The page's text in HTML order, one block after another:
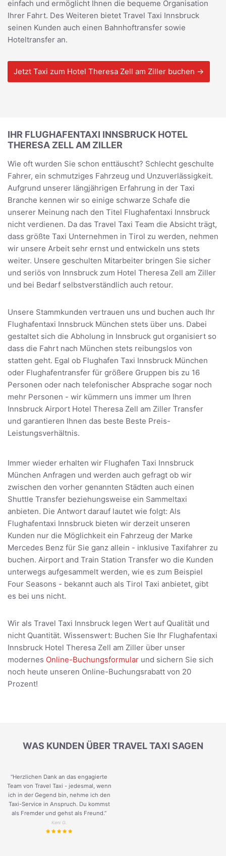
einfach und ermöglicht Ihnen die bequeme Organisation
Ihrer Fahrt. Des Weiteren bietet Travel Taxi Innsbruck
seinen Kunden auch einen Bahnhoftransfer sowie
Hoteltransfer an.
Jetzt Taxi zum Hotel Theresa Zell am Ziller buchen →
IHR FLUGHAFENTAXI INNSBRUCK HOTEL
THERESA ZELL AM ZILLER
Wie oft wurden Sie schon enttäuscht? Schlecht geschulte
Fahrer, ein schmutziges Fahrzeug und Unzuverlässigkeit.
Aufgrund unserer längjährigen Erfahrung in der Taxi
Branche kennen wir so einige schwarze Schafe die
unserer Meinung nach den Titel Flughafentaxi Innsbruck
nicht verdienen. Da das Travel Taxi Team die Absicht trägt,
dass größte Taxi Unternehmen in Tirol zu werden, nehmen
wir unsere Arbeit sehr ernst und entwickeln uns stets
weiter. Unsere geschulten Mitarbeiter bringen Sie sicher
und seriös von Innsbruck zum Hotel Theresa Zell am Ziller
und bei Bedarf selbstverständlich auch retour.
Unsere Stammkunden vertrauen uns und buchen auch Ihr
Flughafentaxi Innsbruck München stets über uns. Dabei
gestaltet sich die Abholung in Innsbruck gut organisiert so
dass die Fahrt nach München stets reibungslos von
statten geht. Egal ob Flughafen Taxi Innsbruck München
oder Flughafentransfer für größere Gruppen bis zu 16
Personen oder nach telefonischer Absprache sogar noch
mehr Personen - wir kümmern uns immer um Ihren
Innsbruck Airport Hotel Theresa Zell am Ziller Transfer
und garantieren Ihnen das beste Beste Preis-
Leistungsverhältnis.
Immer wieder erhalten wir Flughafen Taxi Innsbruck
München Anfragen und werden auch gefragt ob wir
zwischen den vorher genannten Städten auch einen
Shuttle Transfer beziehungsweise ein Sammeltaxi
anbieten. Die Antwort darauf lautet wie folgt: Als
Flughafentaxi Innsbruck bieten wir derzeit unseren
Kunden nur die Möglichkeit ein Fahrzeug der Marke
Mercedes Benz für Sie ganz allein - inklusive Taxifahrer zu
buchen. Airport and Train Station Transfer wo die Kunden
unterwegs aufgesammelt werden, wie es zum Beispiel
Four Seasons - bekannt auch als Tirol Taxi anbietet, gibt
es bei uns nicht.
Wir als Travel Taxi Innsbruck legen Wert auf Qualität und
nicht Quantität. Wissenswert: Buchen Sie Ihr Flughafentaxi
Innsbruck Hotel Theresa Zell am Ziller über unser
modernes Online-Buchungsformular und sichern Sie sich
noch heute unseren Online-Buchungsrabatt von 20
Prozent!
WAS KUNDEN ÜBER TRAVEL TAXI SAGEN
“Herzlichen Dank an das engagierte
Team von Travel Taxi - jedesmal, wenn
ich in der Gegend bin, nehme ich den
Taxi-Service in Anspruch. Du kommst
als Fremder und gehst als Freund.”
Keni G.